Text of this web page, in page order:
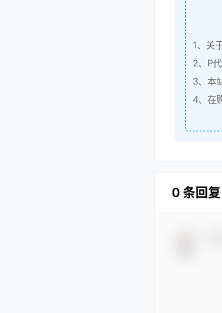
1、关
2、P
3、本
4、在
0 条回复